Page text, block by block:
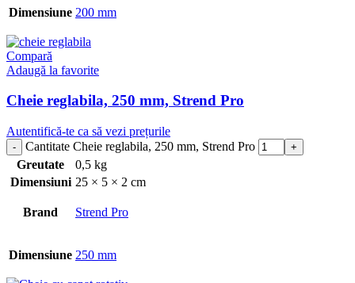
Dimensiune 200 mm
Compară
Adaugă la favorite
Cheie reglabila, 250 mm, Strend Pro
Autentifică-te ca să vezi prețurile
Cantitate Cheie reglabila, 250 mm, Strend Pro
Greutate
0,5 kg
Dimensiuni 25 × 5 × 2 cm
Brand Strend Pro
Dimensiune 250 mm